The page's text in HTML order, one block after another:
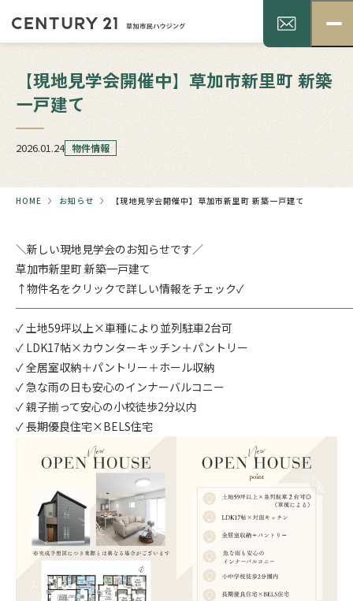
【現地見学会開催中】草加市新里町 新築
一戸建て
2026.01.24 物件情報
HOME お知らせ 【現地見学会開催中】草加市新里町 新築一戸建て
＼新しい現地見学会のお知らせです／
草加市新里町 新築一戸建て
↑物件名をクリックで詳しい情報をチェック✓
✓ 土地59坪以上×車種により並列駐車2台可
✓ LDK17帖×カウンターキッチン＋パントリー
✓ 全居室収納＋パントリー＋ホール収納
✓ 急な雨の日も安心のインナーバルコニー
✓ 親子揃って安心の小校徒歩2分以内
✓ 長期優良住宅×BELS住宅